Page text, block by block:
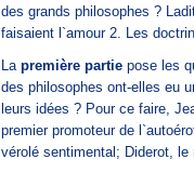
des grands philosophes ?
faisaient l`amour 2. Les
La première partie pose les
des philosophes ont-elles eu
leurs idées ? Pour ce faire,
premier promoteur de
vérolé sentimental; Diderot, le